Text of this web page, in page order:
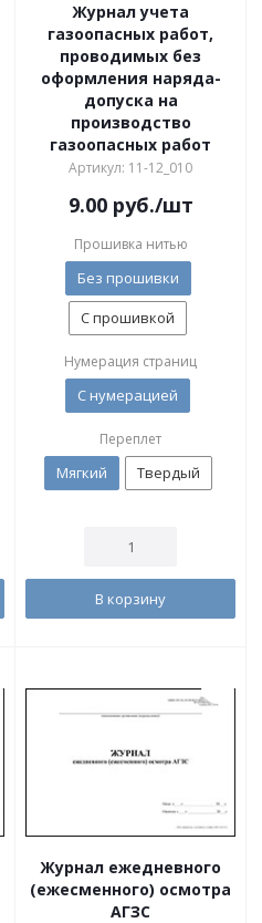
Журнал учета
газоопасных работ,
проводимых без
оформления наряда-
допуска на
производство
газоопасных работ
Артикул: 11-12_010
9.00руб./шт
Прошивка нитью
Без прошивки
С прошивкой
Нумерация страниц
С нумерацией
Переплет
Мягкий Твердый
В корзину
Журнал ежедневного
(ежесменного) осмотра
АГЗС